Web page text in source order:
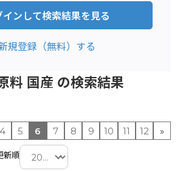
インして検索結果を見る
規登録（無料）する
料 国産 の検索結果
4 5 6 7 8 9 10 11 12 »
新順